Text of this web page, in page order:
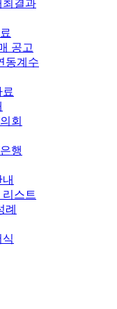
최결과
공고
동계수
회
행
스트
례